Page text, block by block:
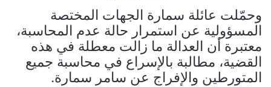
وحمّلت عائلة سمارة الجهات المختصة
المسؤولية عن استمرار حالة عدم المحاسبة،
معتبرة أن العدالة ما زالت معطلة في هذه
القضية، مطالبة بالإسراع في محاسبة جميع
المتورطين والإفراج عن سامر سمارة.